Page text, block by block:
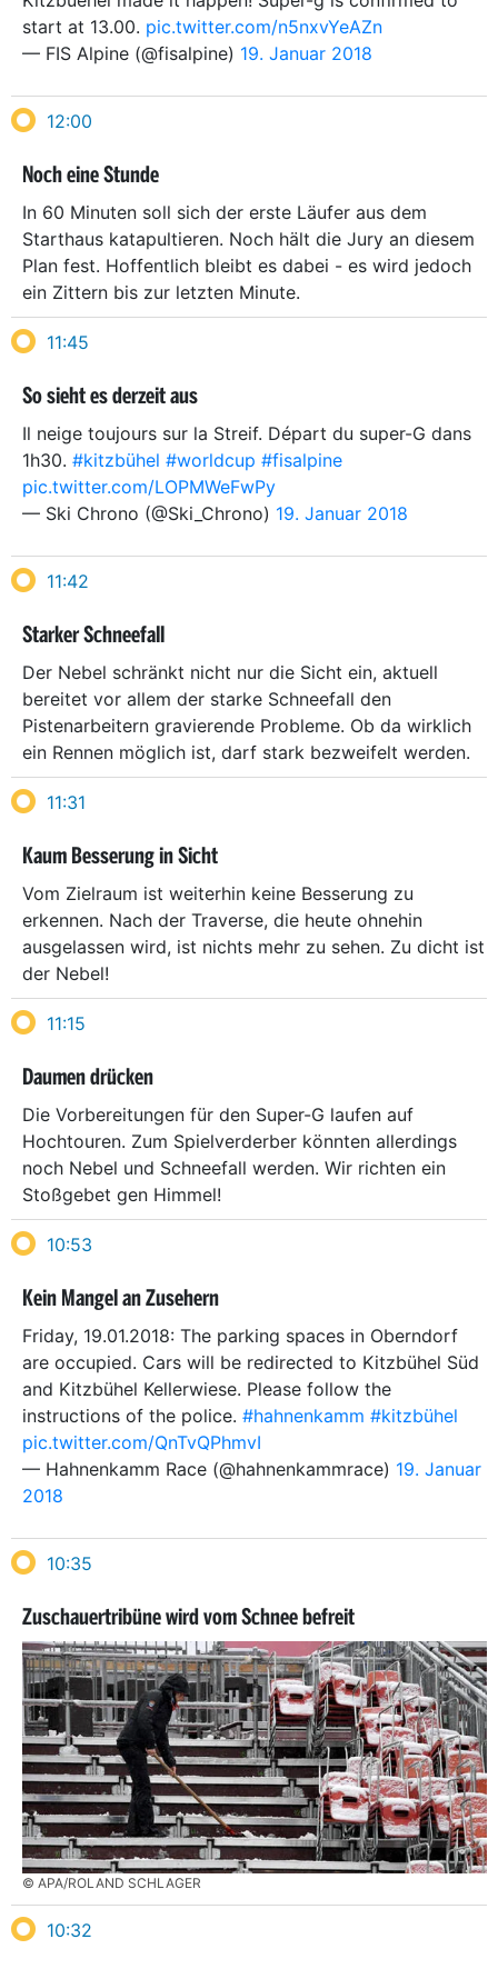
start at 13.00. pic.twitter.com/n5nxvYeAZn
— FIS Alpine (@fisalpine) 19. Januar 2018
12:00
Noch eine Stunde
In 60 Minuten soll sich der erste Läufer aus dem
Starthaus katapultieren. Noch hält die Jury an diesem
Plan fest. Hoffentlich bleibt es dabei - es wird jedoch
ein Zittern bis zur letzten Minute.
11:45
So sieht es derzeit aus
Il neige toujours sur la Streif. Départ du super-G dans
1h30. #kitzbühel #worldcup #fisalpine
pic.twitter.com/LOPMWeFwPy
— Ski Chrono (@Ski_Chrono) 19. Januar 2018
11:42
Starker Schneefall
Der Nebel schränkt nicht nur die Sicht ein, aktuell
bereitet vor allem der starke Schneefall den
Pistenarbeitern gravierende Probleme. Ob da wirklich
ein Rennen möglich ist, darf stark bezweifelt werden.
11:31
Kaum Besserung in Sicht
Vom Zielraum ist weiterhin keine Besserung zu
erkennen. Nach der Traverse, die heute ohnehin
ausgelassen wird, ist nichts mehr zu sehen. Zu dicht ist
der Nebel!
11:15
Daumen drücken
Die Vorbereitungen für den Super-G laufen auf
Hochtouren. Zum Spielverderber könnten allerdings
noch Nebel und Schneefall werden. Wir richten ein
Stoßgebet gen Himmel!
10:53
Kein Mangel an Zusehern
Friday, 19.01.2018: The parking spaces in Oberndorf
are occupied. Cars will be redirected to Kitzbühel Süd
and Kitzbühel Kellerwiese. Please follow the
instructions of the police. #hahnenkamm #kitzbühel
pic.twitter.com/QnTvQPhmvI
— Hahnenkamm Race (@hahnenkammrace) 19. Januar
2018
10:35
Zuschauertribüne wird vom Schnee befreit
© APA/ROLAND SCHLAGER
10:32